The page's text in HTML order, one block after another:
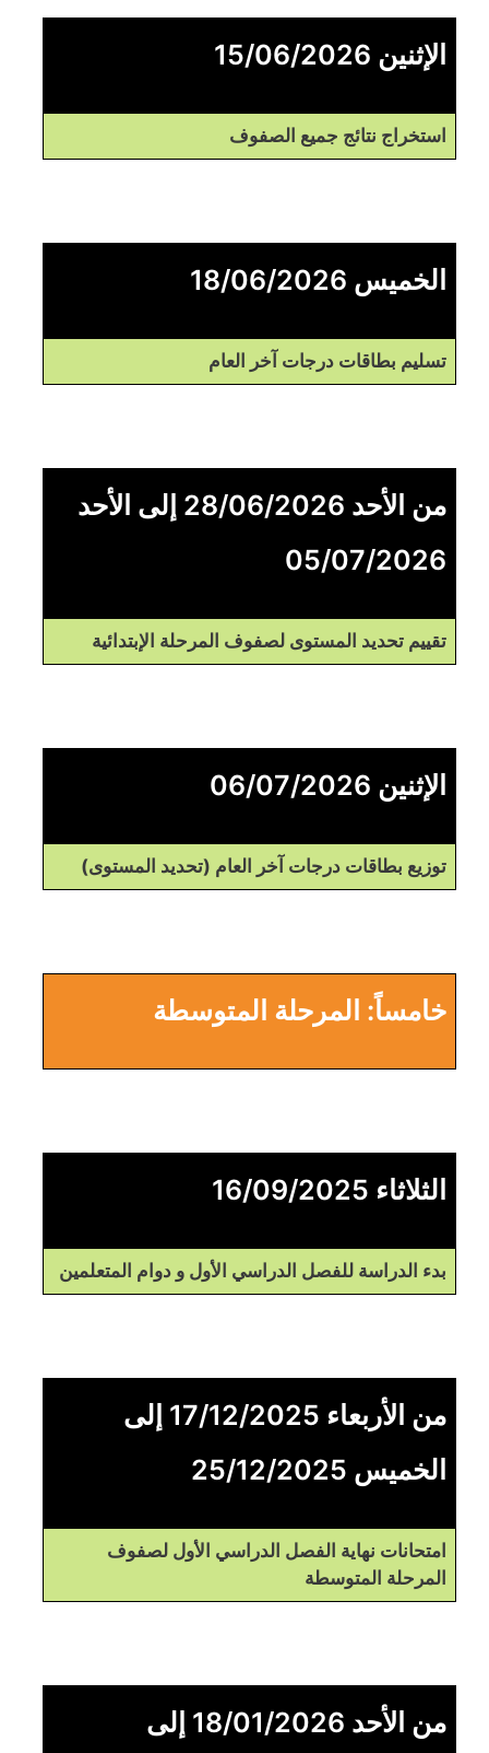
الإثنين 15/06/2026
استخراج نتائج جميع الصفوف
الخميس 18/06/2026
تسليم بطاقات درجات آخر العام
من الأحد 28/06/2026 إلى الأحد
05/07/2026
تقييم تحديد المستوى لصفوف المرحلة الإبتدائية
الإثنين 06/07/2026
توزيع بطاقات درجات آخر العام (تحديد المستوى)
خامساً: المرحلة المتوسطة
الثلاثاء 16/09/2025
بدء الدراسة للفصل الدراسي الأول و دوام المتعلمين
من الأربعاء 17/12/2025 إلى
الخميس 25/12/2025
امتحانات نهاية الفصل الدراسي الأول لصفوف
المرحلة المتوسطة
من الأحد 18/01/2026 إلى